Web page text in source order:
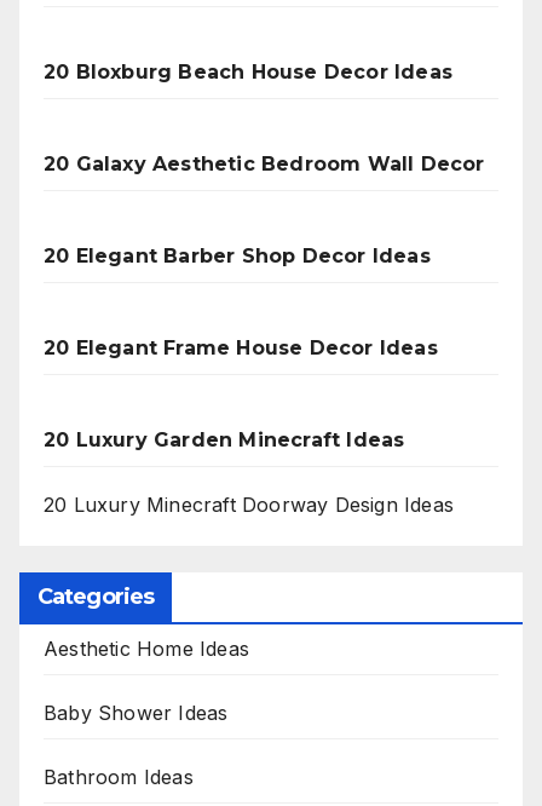
20 Bloxburg Beach House Decor Ideas
20 Galaxy Aesthetic Bedroom Wall Decor
20 Elegant Barber Shop Decor Ideas
20 Elegant Frame House Decor Ideas
20 Luxury Garden Minecraft Ideas
20 Luxury Minecraft Doorway Design Ideas
Categories
Aesthetic Home Ideas
Baby Shower Ideas
Bathroom Ideas